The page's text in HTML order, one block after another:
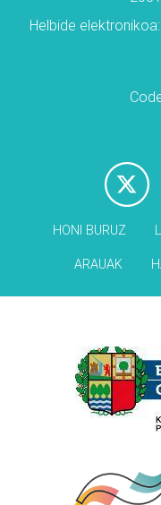
Helbide
HONI BURUZ
ARAUAK